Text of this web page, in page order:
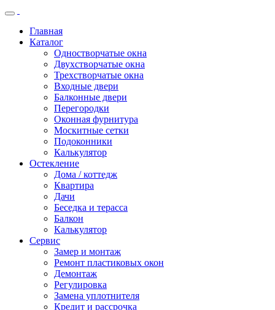
Главная
Каталог
Одностворчатые окна
Двухстворчатые окна
Трехстворчатые окна
Входные двери
Балконные двери
Перегородки
Оконная фурнитура
Москитные сетки
Подоконники
Калькулятор
Остекление
Дома / коттедж
Квартира
Дачи
Беседка и терасса
Балкон
Калькулятор
Сервис
Замер и монтаж
Ремонт пластиковых окон
Демонтаж
Регулировка
Замена уплотнителя
Кредит и рассрочка